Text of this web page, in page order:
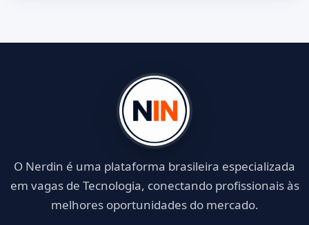
O Nerdin é uma plataforma brasileira especializada
em vagas de Tecnologia, conectando profissionais às
melhores oportunidades do mercado.